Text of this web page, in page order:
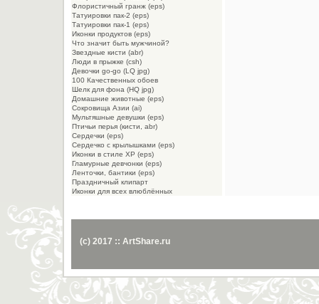
Флористичный гранж (eps)
Татуировки пак-2 (eps)
Татуировки пак-1 (eps)
Иконки продуктов (eps)
Что значит быть мужчиной?
Звездные кисти (abr)
Люди в прыжке (csh)
Девочки go-go (LQ jpg)
100 Качественных обоев
Шелк для фона (HQ jpg)
Домашние животные (eps)
Сокровища Азии (ai)
Мультяшные девушки (eps)
Птичьи перья (кисти, abr)
Сердечки (eps)
Сердечко с крылышками (eps)
Иконки в стиле XP (eps)
Гламурные девчонки (eps)
Ленточки, бантики (eps)
Праздничный клипарт
Иконки для всех влюблённых
(c) 2017 :: ArtShare.ru